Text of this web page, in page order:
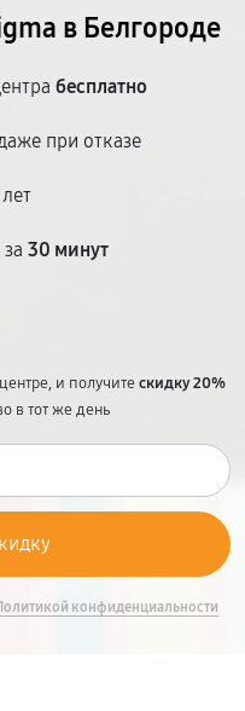
в Белгороде
бесплатно
при отказе
30 минут
и получитескидку 20%
в тот же день
конфиденциальности